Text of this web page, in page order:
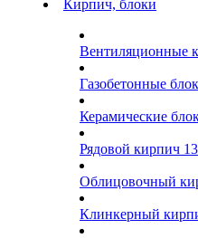
Кирпич, блоки
Вентиляционные
Газобетонные
Керамические
Рядовой кирпич 13
Облицовочный
Клинкерный